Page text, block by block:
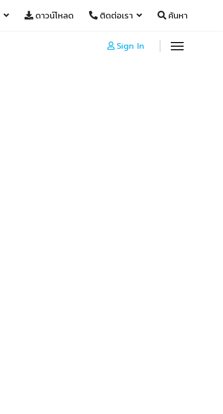
ดาวน์โหลด ติดต่อเรา ค้นหา
Sign In